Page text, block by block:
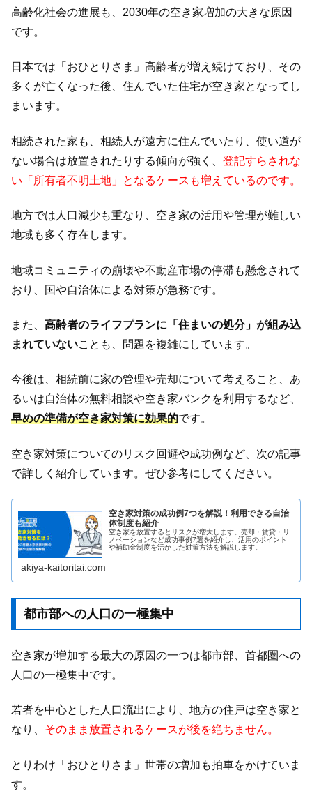
高齢化社会の進展も、2030年の空き家増加の大きな原因
です。
日本では「おひとりさま」高齢者が増え続けており、その
多くが亡くなった後、住んでいた住宅が空き家となってし
まいます。
相続された家も、相続人が遠方に住んでいたり、使い道が
ない場合は放置されたりする傾向が強く、 登記すらされな
い「所有者不明土地」となるケースも増えているのです。
地方では人口減少も重なり、空き家の活用や管理が難しい
地域も多く存在します。
地域コミュニティの崩壊や不動産市場の停滞も懸念されて
おり、国や自治体による対策が急務です。
また、 高齢者のライフプランに「住まいの処分」が組み込
まれていないことも、問題を複雑にしています。
今後は、相続前に家の管理や売却について考えること、あ
るいは自治体の無料相談や空き家バンクを利用するなど、
早めの準備が空き家対策に効果的です。
空き家対策についてのリスク回避や成功例など、次の記事
で詳しく紹介しています。ぜひ参考にしてください。
空き家対策の成功例7つを解説！利用できる自治
体制度も紹介
空き家を放置するとリスクが増大します。売却・賃貸・リ
ノベーションなど成功事例7選を紹介し、活用のポイント
や補助金制度を活かした対策方法を解説します。
akiya-kaitoritai.com
都市部への人口の一極集中
空き家が増加する最大の原因の一つは都市部、首都圏への
人口の一極集中です。
若者を中心とした人口流出により、地方の住戸は空き家と
なり、 そのまま放置されるケースが後を絶ちません。
とりわけ「おひとりさま」世帯の増加も拍車をかけていま
す。